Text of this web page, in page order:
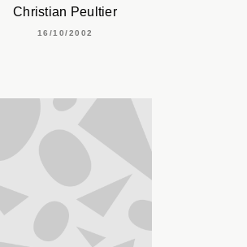
Christian Peultier
16/10/2002